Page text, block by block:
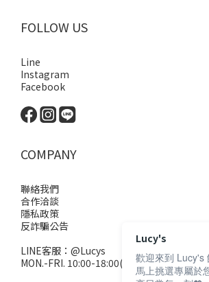
FOLLOW US
Line
Instagram
Facebook
COMPANY
聯絡我們
合作洽談
隱私政策
反詐騙公告
LINE客服： @Lucys
MON.-FRI. 10:00-18:00(不含例假日)
Lucy's
歡迎來到 Lucy's
馬上挑選專屬於